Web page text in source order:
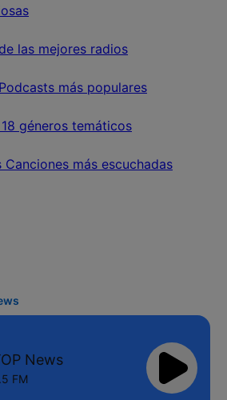
las mejores radios
Podcasts más populares
18 géneros temáticos
Canciones más escuchadas
News
FM